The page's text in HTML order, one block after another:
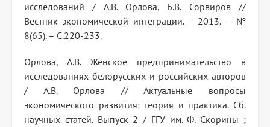
исследований / А.В. Орлова, Б.В. Сорвиров //
Вестник экономической интеграции. – 2013. — №
8(65). – С.220-233.
Орлова, А.В. Женское предпринимательство в
исследованиях белорусских и российских авторов
/ А.В. Орлова // Актуальные вопросы
экономического развития: теория и практика. Сб.
научных статей. Выпуск 2 / ГГУ им. Ф. Скорины ;